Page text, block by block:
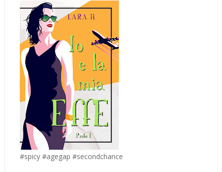
#spicy #agegap #secondchance